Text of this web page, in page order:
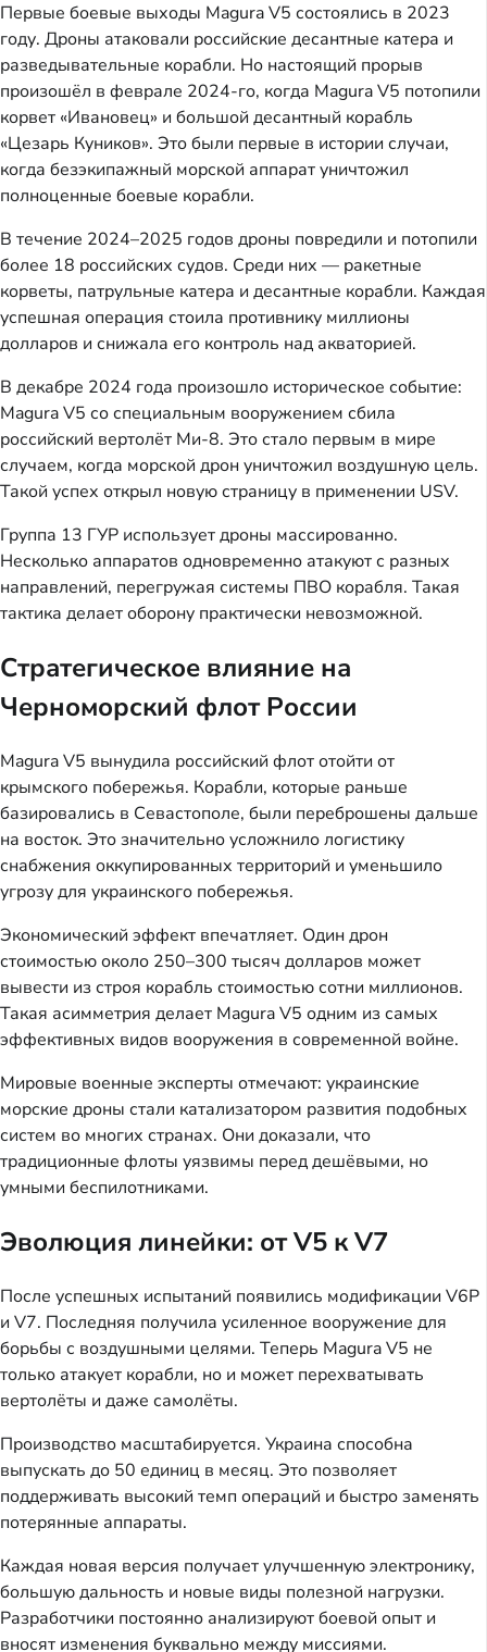
Первые боевые выходы Magura V5 состоялись в 2023
году. Дроны атаковали российские десантные катера и
разведывательные корабли. Но настоящий прорыв
произошёл в феврале 2024-го, когда Magura V5 потопили
корвет «Ивановец» и большой десантный корабль
«Цезарь Куников». Это были первые в истории случаи,
когда безэкипажный морской аппарат уничтожил
полноценные боевые корабли.
В течение 2024–2025 годов дроны повредили и потопили
более 18 российских судов. Среди них — ракетные
корветы, патрульные катера и десантные корабли. Каждая
успешная операция стоила противнику миллионы
долларов и снижала его контроль над акваторией.
В декабре 2024 года произошло историческое событие:
Magura V5 со специальным вооружением сбила
российский вертолёт Ми-8. Это стало первым в мире
случаем, когда морской дрон уничтожил воздушную цель.
Такой успех открыл новую страницу в применении USV.
Группа 13 ГУР использует дроны массированно.
Несколько аппаратов одновременно атакуют с разных
направлений, перегружая системы ПВО корабля. Такая
тактика делает оборону практически невозможной.
Стратегическое влияние на
Черноморский флот России
Magura V5 вынудила российский флот отойти от
крымского побережья. Корабли, которые раньше
базировались в Севастополе, были переброшены дальше
на восток. Это значительно усложнило логистику
снабжения оккупированных территорий и уменьшило
угрозу для украинского побережья.
Экономический эффект впечатляет. Один дрон
стоимостью около 250–300 тысяч долларов может
вывести из строя корабль стоимостью сотни миллионов.
Такая асимметрия делает Magura V5 одним из самых
эффективных видов вооружения в современной войне.
Мировые военные эксперты отмечают: украинские
морские дроны стали катализатором развития подобных
систем во многих странах. Они доказали, что
традиционные флоты уязвимы перед дешёвыми, но
умными беспилотниками.
Эволюция линейки: от V5 к V7
После успешных испытаний появились модификации V6P
и V7. Последняя получила усиленное вооружение для
борьбы с воздушными целями. Теперь Magura V5 не
только атакует корабли, но и может перехватывать
вертолёты и даже самолёты.
Производство масштабируется. Украина способна
выпускать до 50 единиц в месяц. Это позволяет
поддерживать высокий темп операций и быстро заменять
потерянные аппараты.
Каждая новая версия получает улучшенную электронику,
большую дальность и новые виды полезной нагрузки.
Разработчики постоянно анализируют боевой опыт и
вносят изменения буквально между миссиями.